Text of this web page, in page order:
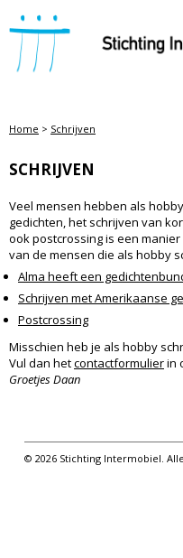
STICHTING INTERMOBIEL
Home > Schrijven
SCHRIJVEN
Veel mensen hebben als
gedichten, het schrijven van
ook postcrossing is een
van de mensen die als hobby
Alma heeft een
Schrijven met Amerikaanse
Postcrossing
Misschien heb je als hobby
Vul dan hetcontactformulierin
Groetjes Daan
© 2026 Stichting Intermobiel.